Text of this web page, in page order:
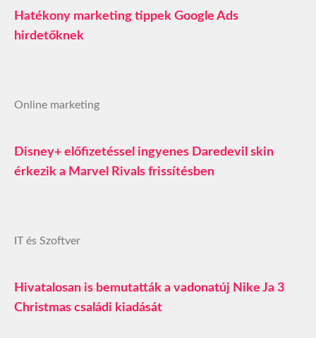
Hatékony marketing tippek Google Ads
hirdetőknek
Online marketing
Disney+ előfizetéssel ingyenes Daredevil skin
érkezik a Marvel Rivals frissítésben
IT és Szoftver
Hivatalosan is bemutatták a vadonatúj Nike Ja 3
Christmas családi kiadását